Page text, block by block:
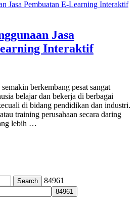
Jasa
Interaktif
berkembang pesat sangat
belajar dan bekerja di berbagai
di bidang pendidikan dan industri.
training perusahaan secara daring
lebih …
84961